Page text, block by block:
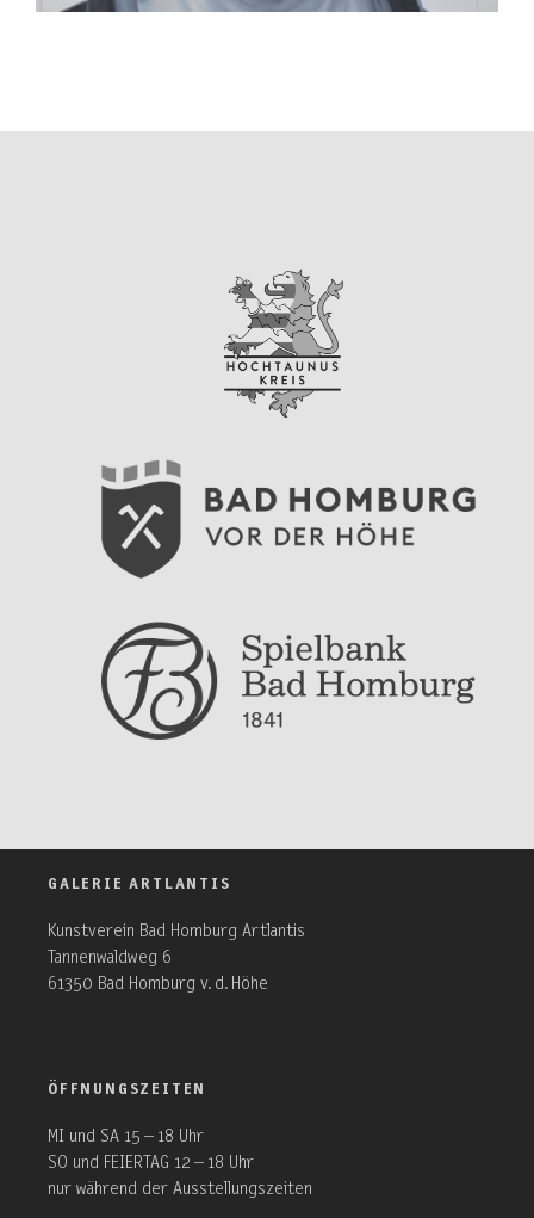
GALERIE ARTLANTIS
Kunstverein Bad Homburg Artlantis
Tannenwaldweg 6
61350 Bad Homburg v. d. Höhe
ÖFFNUNGSZEITEN
MI und SA 15 – 18 Uhr
SO und FEIERTAG 12 – 18 Uhr
nur während der Ausstellungszeiten